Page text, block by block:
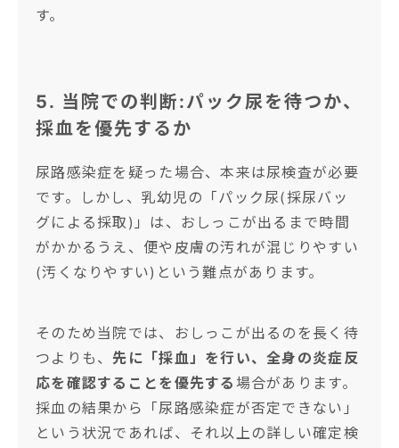
す。
5. 当院での判断:パック尿を待つか、
採血を優先するか
尿路感染症を疑った場合、本来は尿検査が必要
です。しかし、乳幼児の「パック尿(採尿バッ
グによる採取)」は、おしっこが出るまで時間
がかかるうえ、便や皮膚の汚れが混じりやすい
(汚くなりやすい)という難点があります。
そのため当院では、おしっこが出るのを長く待
つよりも、 先に「採血」を行い、全身の炎症反
応を確認することを優先する 場合があります。
採血の結果から「尿路感染症が否定できない」
という状況であれば、それ以上の詳しい確定検